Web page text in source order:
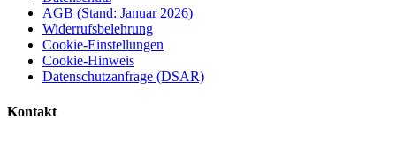
AGB (Stand: Januar 2026)
Widerrufsbelehrung
Cookie-Einstellungen
Cookie-Hinweis
Datenschutzanfrage (DSAR)
Kontakt